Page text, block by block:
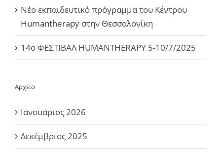
Νέο εκπαιδευτικό πρόγραμμα του Κέντρου
Humantherapy στην Θεσσαλονίκη
14ο ΦΕΣΤΙΒΑΛ HUMANTHERAPY 5-10/7/2025
Αρχείο
Ιανουάριος 2026
Δεκέμβριος 2025